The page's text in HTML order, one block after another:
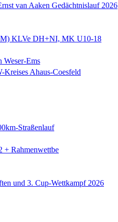
van Aaken Gedächtnislauf 2026
KLVe DH+NI, MK U10-18
Weser-Ems
Kreises Ahaus-Coesfeld
Straßenlauf
+ Rahmenwettbe
und 3. Cup-Wettkampf 2026